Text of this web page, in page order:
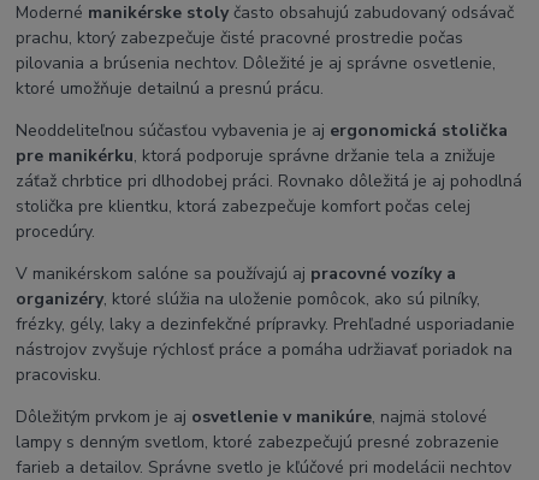
Moderné manikérske stoly často obsahujú zabudovaný odsávač
prachu, ktorý zabezpečuje čisté pracovné prostredie počas
pilovania a brúsenia nechtov. Dôležité je aj správne osvetlenie,
ktoré umožňuje detailnú a presnú prácu.
Neoddeliteľnou súčasťou vybavenia je aj ergonomická stolička
pre manikérku, ktorá podporuje správne držanie tela a znižuje
záťaž chrbtice pri dlhodobej práci. Rovnako dôležitá je aj pohodlná
stolička pre klientku, ktorá zabezpečuje komfort počas celej
procedúry.
V manikérskom salóne sa používajú aj pracovné vozíky a
organizéry, ktoré slúžia na uloženie pomôcok, ako sú pilníky,
frézky, gély, laky a dezinfekčné prípravky. Prehľadné usporiadanie
nástrojov zvyšuje rýchlosť práce a pomáha udržiavať poriadok na
pracovisku.
Dôležitým prvkom je aj osvetlenie v manikúre, najmä stolové
lampy s denným svetlom, ktoré zabezpečujú presné zobrazenie
farieb a detailov. Správne svetlo je kľúčové pri modelácii nechtov